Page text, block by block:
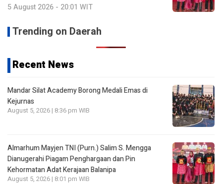
5 August 2026 - 20:01 WIT
Trending on Daerah
Recent News
Mandar Silat Academy Borong Medali Emas di
Kejurnas
August 5, 2026 | 8:36 pm WIB
Almarhum Mayjen TNI (Purn.) Salim S. Mengga
Dianugerahi Piagam Penghargaan dan Pin
Kehormatan Adat Kerajaan Balanipa
August 5, 2026 | 8:01 pm WIB